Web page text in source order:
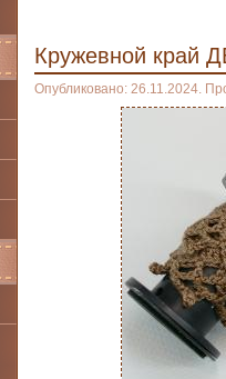
Кружевной край
Опубликовано: 26.11.2024.